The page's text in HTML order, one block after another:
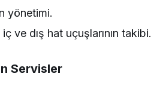
yönetimi.
ve dış hat uçuşlarının takibi.
Servisler